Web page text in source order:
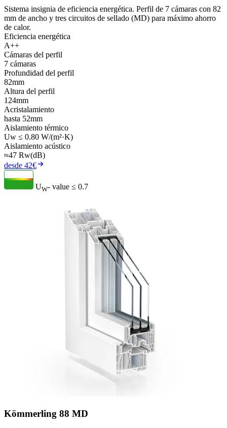
Sistema insignia de eficiencia energética. Perfil de 7 cámaras con 82
mm de ancho y tres circuitos de sellado (MD) para máximo ahorro
de calor.
Eficiencia energética
A++
Cámaras del perfil
7 cámaras
Profundidad del perfil
82mm
Altura del perfil
124mm
Acristalamiento
hasta 52mm
Aislamiento térmico
Uw ≤ 0.80 W/(m²·K)
Aislamiento acústico
≈47 Rw(dB)
desde 42€
UW- value ≤ 0.7
Kömmerling 88 MD